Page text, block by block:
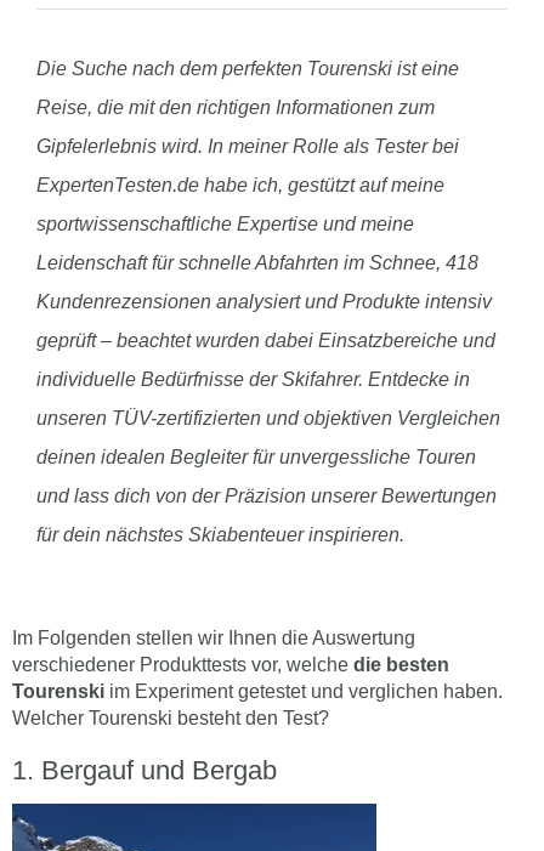
Die Suche nach dem perfekten Tourenski ist eine
Reise, die mit den richtigen Informationen zum
Gipfelerlebnis wird. In meiner Rolle als Tester bei
ExpertenTesten.de habe ich, gestützt auf meine
sportwissenschaftliche Expertise und meine
Leidenschaft für schnelle Abfahrten im Schnee, 418
Kundenrezensionen analysiert und Produkte intensiv
geprüft – beachtet wurden dabei Einsatzbereiche und
individuelle Bedürfnisse der Skifahrer. Entdecke in
unseren TÜV-zertifizierten und objektiven Vergleichen
deinen idealen Begleiter für unvergessliche Touren
und lass dich von der Präzision unserer Bewertungen
für dein nächstes Skiabenteuer inspirieren.
Im Folgenden stellen wir Ihnen die Auswertung
verschiedener Produkttests vor, welche die besten
Tourenski im Experiment getestet und verglichen haben.
Welcher Tourenski besteht den Test?
Bergauf und Bergab